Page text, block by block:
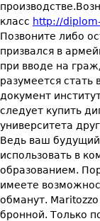
класс http://
Позвоните либо
призвался в
при вводе на
разумеется
документ
следует купить
университета
Ведь ваш будущий
использовать в
образованием.
имеете
обманут.
бронной. Только